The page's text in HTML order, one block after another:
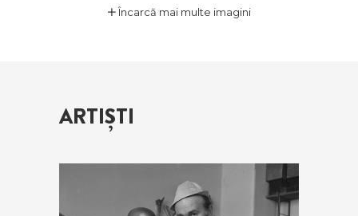
Încarcă mai multe imagini
ARTIȘTI